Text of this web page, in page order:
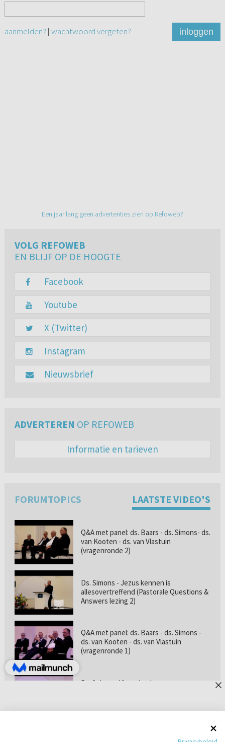
aanmelden? | wachtwoord vergeten? inloggen
Een jaar lang geen advertenties zien op Refoweb?
VOLG REFOWEB
EN BLIJF OP DE HOOGTE
Facebook
Youtube
X (Twitter)
Instagram
Nieuwsbrief
ADVERTEREN OP REFOWEB
Informatie en tarieven
FORUMTOPICS LAATSTE VIDEO'S
Q&A met panel: ds. Baars - ds. Simons- ds.
van Kooten - ds. van Vlastuin
(vragenronde 2)
Ds. Simons - Jezus kennen is
allesovertreffend (Pastorale Questions &
Answers lezing 2)
Q&A met panel: ds. Baars - ds. Simons -
ds. van Kooten - ds. van Vlastuin
(vragenronde 1)
Prof. dr. van Vlastuin - Is